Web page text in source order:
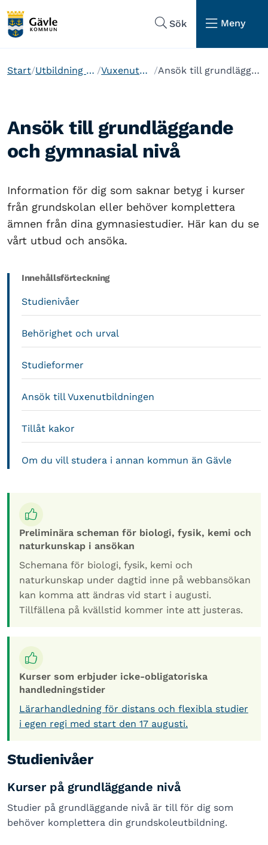
Sök
Meny
Start Utbildning och barnomsorg Vuxenutbildning i Gävle Ansök till grundläggande och gymnasial nivå
Ansök till grundläggande
och gymnasial nivå
Information för dig som saknar betyg i kurser
från grundskolan eller behöver komplettera
ämnen från dina gymnasiestudier. Här kan du se
vårt utbud och ansöka.
Innehållsförteckning
Studienivåer
Behörighet och urval
Studieformer
Ansök till Vuxenutbildningen
Tillåt kakor
Om du vill studera i annan kommun än Gävle
Preliminära scheman för biologi, fysik, kemi och
naturkunskap i ansökan
Schemana för biologi, fysik, kemi och
naturkunskap under dagtid inne på webbansökan
kan komma att ändras vid start i augusti.
Tillfällena på kvällstid kommer inte att justeras.
Kurser som erbjuder icke-obligatoriska
handledningstider
Lärarhandledning för distans och flexibla studier
i egen regi med start den 17 augusti.
Studienivåer
Kurser på grundläggande nivå
Studier på grundläggande nivå är till för dig som
behöver komplettera din grundskoleutbildning.